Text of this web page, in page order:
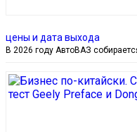
цены и дата выхода
В 2026 году АвтоВАЗ